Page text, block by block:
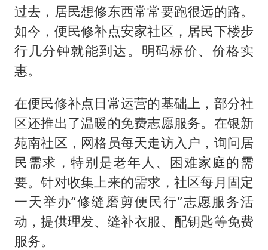
过去，居民想修东西常常要跑很远的路。
如今，便民修补点安家社区，居民下楼步
行几分钟就能到达。明码标价、价格实
惠。
在便民修补点日常运营的基础上，部分社
区还推出了温暖的免费志愿服务。在银新
苑南社区，网格员每天走访入户，询问居
民需求，特别是老年人、困难家庭的需
要。针对收集上来的需求，社区每月固定
一天举办“修缝磨剪便民行”志愿服务活
动，提供理发、缝补衣服、配钥匙等免费
服务。